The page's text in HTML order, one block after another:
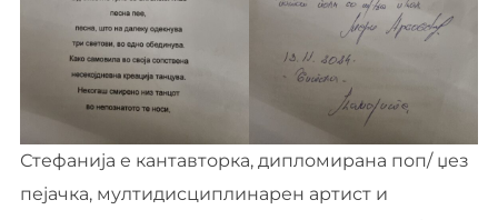
Стефанија е кантавторка, дипломирана поп/ џез
пејачка, мултидисциплинарен артист и